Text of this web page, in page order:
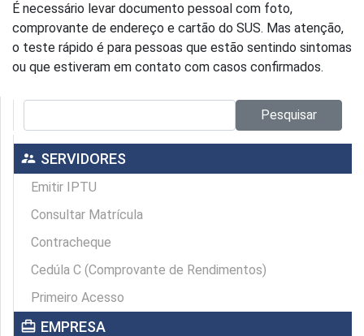
É necessário levar documento pessoal com foto,
comprovante de endereço e cartão do SUS. Mas atenção,
o teste rápido é para pessoas que estão sentindo sintomas
ou que estiveram em contato com casos confirmados.
Pesquisar
supervisor_account SERVIDORES
Emitir IPTU
Consultar Matrícula
Contracheque
Cedúla C (Comprovante de Rendimentos)
Primeiro Acesso
card_travel EMPRESA